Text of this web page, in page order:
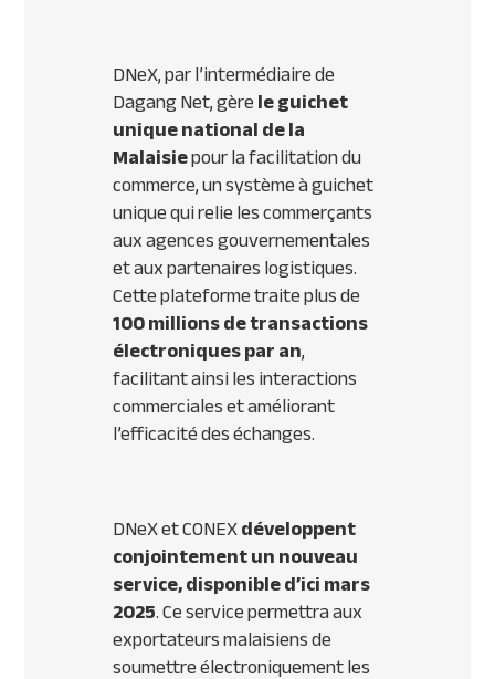
DNeX, par l’intermédiaire de
Dagang Net, gèrele guichet
unique national de la
Malaisiepour la facilitation du
commerce, un système à guichet
unique qui relie les commerçants
aux agences gouvernementales
et aux partenaires logistiques.
Cette plateforme traite plus de
100 millions de transactions
électroniques par an,
facilitant ainsi les interactions
commerciales et améliorant
l’efficacité des échanges.
DNeX et CONEXdéveloppent
conjointement un nouveau
service, disponible d’ici mars
2025. Ce service permettra aux
exportateurs malaisiens de
soumettre électroniquement les